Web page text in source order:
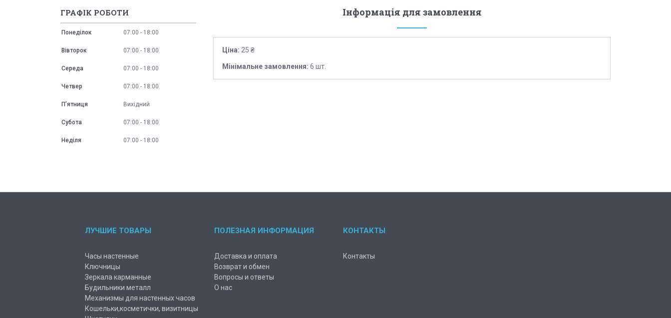
Інформація для замовлення
Ціна: 25 ₴
Мінімальне замовлення: 6 шт.
ГРАФІК РОБОТИ
Понеділок 07:00 18:00
Вівторок 07:00 18:00
Середа 07:00 18:00
Четвер 07:00 18:00
Пʼятниця Вихідний
Субота 07:00 18:00
Неділя 07:00 18:00
ЛУЧШИЕ ТОВАРЫ
Часы настенные
Ключницы
Зеркала карманные
Будильники металл
Механизмы для настенных часов
Кошельки,косметички, визитницы
ПОЛЕЗНАЯ ИНФОРМАЦИЯ
Доставка и оплата
Возврат и обмен
Вопросы и ответы
О нас
КОНТАКТЫ
Контакты